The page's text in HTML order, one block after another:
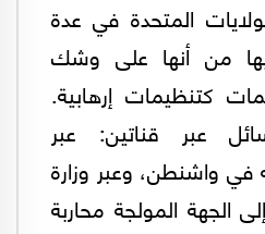
المتحدة في عدة
من أنها على وشك
كتنظيمات إرهابية.
عبر قناتين: عبر
في واشنطن، وعبر وزارة
الجهة المولجة محاربة